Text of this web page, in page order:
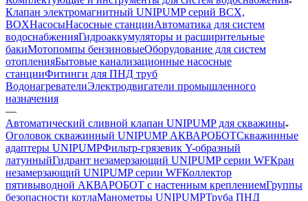
Клапан электромагнитный UNIPUMP серий BCX,
BOXНасосыНасосные станцииАвтоматика для систем
водоснабженияГидроаккумуляторы и расширительные
бакиМотопомпы бензиновыеОборудование для систем
отопленияБытовые канализационные насосные
станцииФитинги для ПНД труб
ВодонагревателиЭлектродвигатели промышленного
назначения
—
Автоматический сливной клапан UNIPUMP для скважины
Оголовок скважинный UNIPUMP АКВАРОБОТСкважинные
адаптеры UNIPUMPФильтр-грязевик Y-образный
латунныйГидрант незамерзающий UNIPUMP серии WFКран
незамерзающий UNIPUMP серии WFКоллектор
пятивыводной АКВАРОБОТ с настенным креплениемГруппы
безопасности котлаМанометры UNIPUMPТруба ПНД